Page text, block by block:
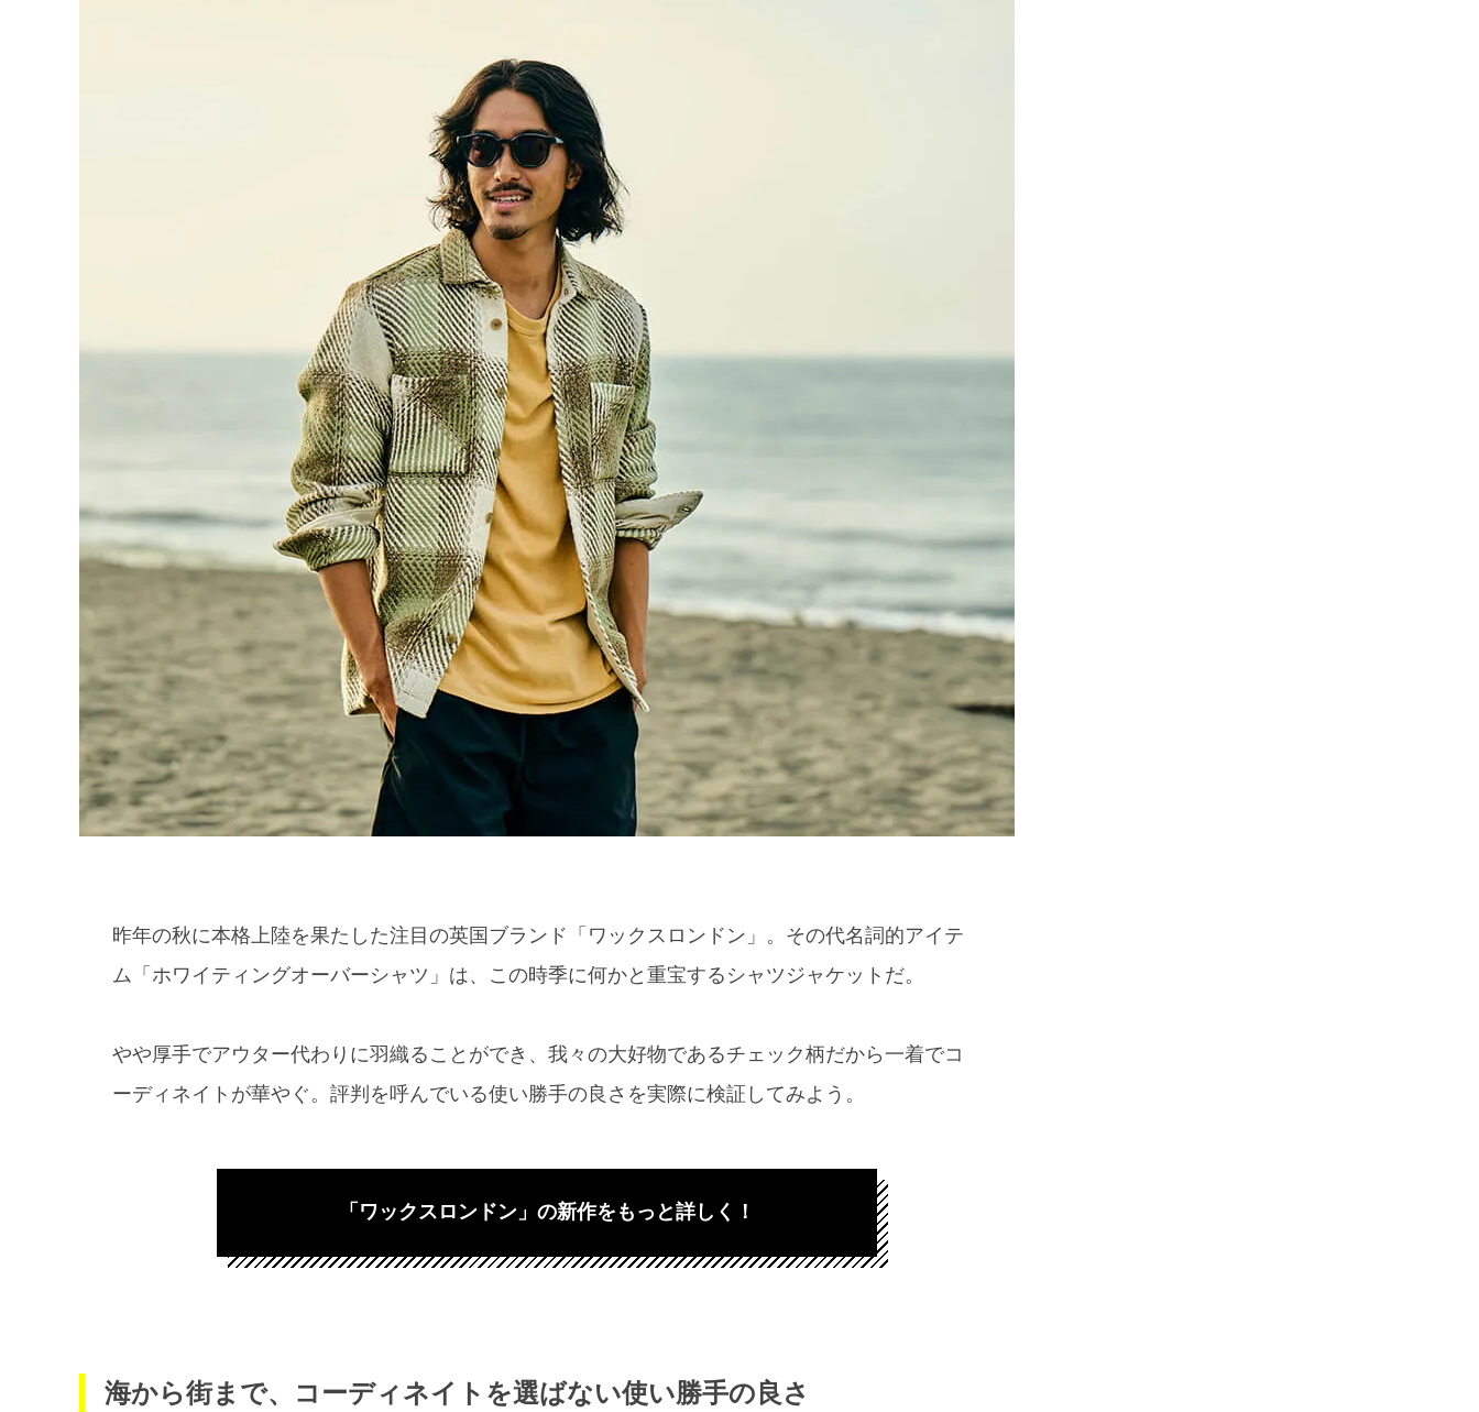
昨年の秋に本格上陸を果たした注目の英国ブランド「ワックスロンドン」。その代名詞的アイテ
ム「ホワイティングオーバーシャツ」は、この時季に何かと重宝するシャツジャケットだ。
やや厚手でアウター代わりに羽織ることができ、我々の大好物であるチェック柄だから一着でコ
ーディネイトが華やぐ。評判を呼んでいる使い勝手の良さを実際に検証してみよう。
「ワックスロンドン」の新作をもっと詳しく！
海から街まで、コーディネイトを選ばない使い勝手の良さ